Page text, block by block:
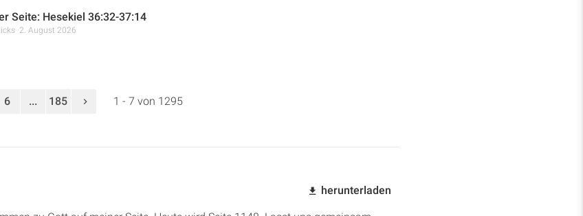
Seite: Hesekiel 36:32-37:14
2. August 2026
6 ... 185 1 - 7 von 1295
herunterladen